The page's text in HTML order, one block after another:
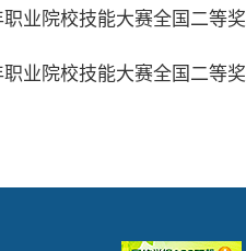
业院校技能大赛全国二等奖
业院校技能大赛全国二等奖